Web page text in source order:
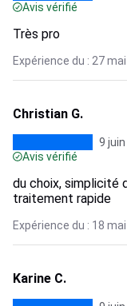
Avis vérifié
Très pro
Expérience du : 27
Christian G.
9
Avis vérifié
du choix, simplicité
traitement rapide
Expérience du : 18
Karine C.